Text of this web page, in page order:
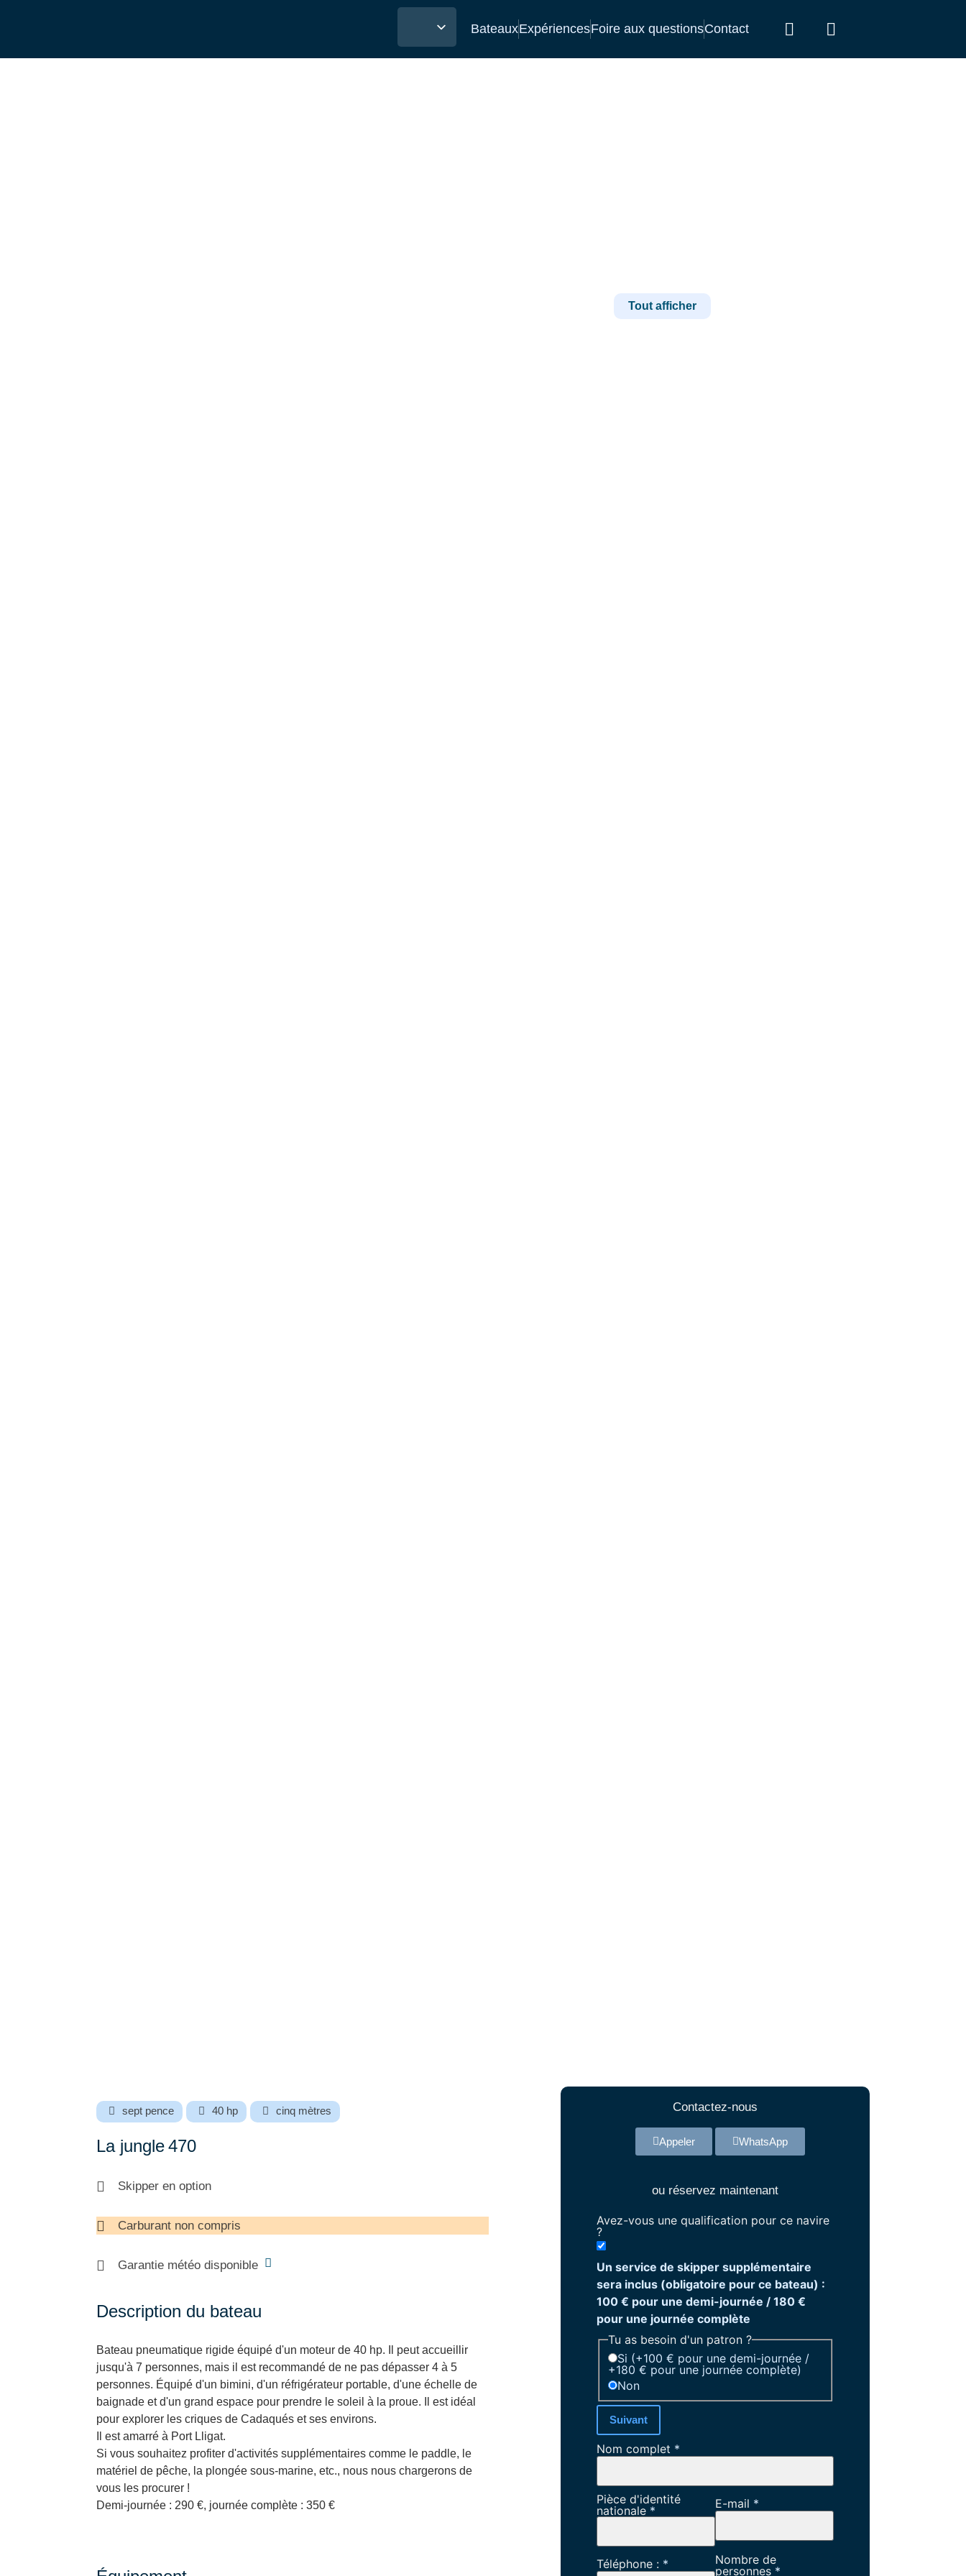
BateauxExpériencesFoire aux questionsContact
Tout afficher
sept pence 40 hp cinq mètres
La jungle470
Skipper en option
Carburant non compris
Garantie météo disponible
Description du bateau
Bateau pneumatique rigide équipé d'un moteur de 40 hp. Il peut accueillir
jusqu'à 7 personnes, mais il est recommandé de ne pas dépasser 4 à 5
personnes. Équipé d'un bimini, d'un réfrigérateur portable, d'une échelle de
baignade et d'un grand espace pour prendre le soleil à la proue. Il est idéal
pour explorer les criques de Cadaqués et ses environs.
Il est amarré à Port Lligat.
Si vous souhaitez profiter d'activités supplémentaires comme le paddle, le
matériel de pêche, la plongée sous-marine, etc., nous nous chargerons de
vous les procurer !
Demi-journée : 290 €, journée complète : 350 €
Contactez-nous
Appeler WhatsApp
ou réservez maintenant
Avez-vous une qualification pour ce navire
?
Un service de skipper supplémentaire
sera inclus (obligatoire pour ce bateau) :
100 € pour une demi-journée / 180 €
pour une journée complète
Tu as besoin d'un patron ?
Si (+100 € pour une demi-journée /
+180 € pour une journée complète)
Non
Suivant
Nom complet *
Pièce d'identité
nationale *
E-mail *
Téléphone : *
Nombre de
personnes *